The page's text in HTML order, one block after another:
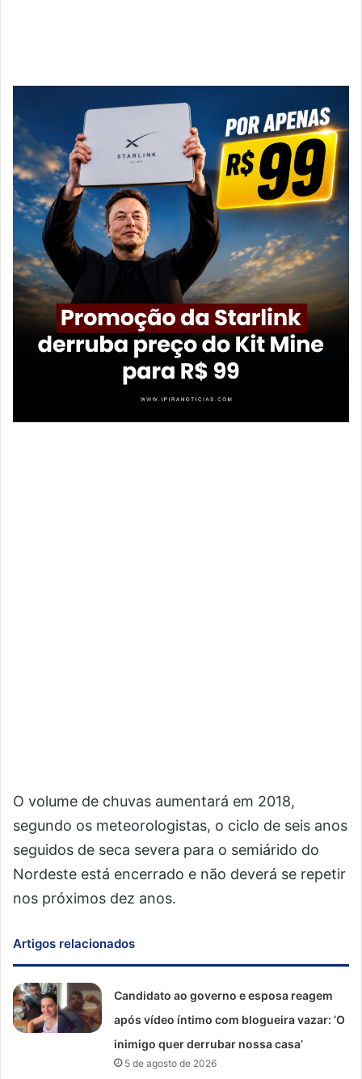
O volume de chuvas aumentará em 2018,
segundo os meteorologistas, o ciclo de seis anos
seguidos de seca severa para o semiárido do
Nordeste está encerrado e não deverá se repetir
nos próximos dez anos.
Artigos relacionados
Candidato ao governo e esposa reagem
após vídeo íntimo com blogueira vazar: ‘O
inimigo quer derrubar nossa casa’
5 de agosto de 2026